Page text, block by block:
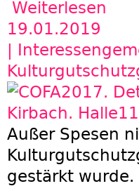
Weiterlesen
19.01.2019
|
Außer Spesen
gestärkt wurde.